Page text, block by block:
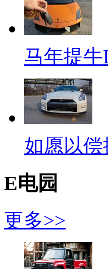
马年提牛
如愿以
E电园
更多>>